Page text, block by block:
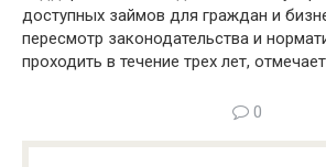
доступных займов для граждан и
пересмотр законодательства и
проходить в течение трех лет,
0